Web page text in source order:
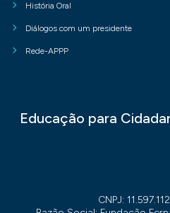
História Oral
Diálogos com um presidente
Rede-APPP
Educação para
CNPJ: